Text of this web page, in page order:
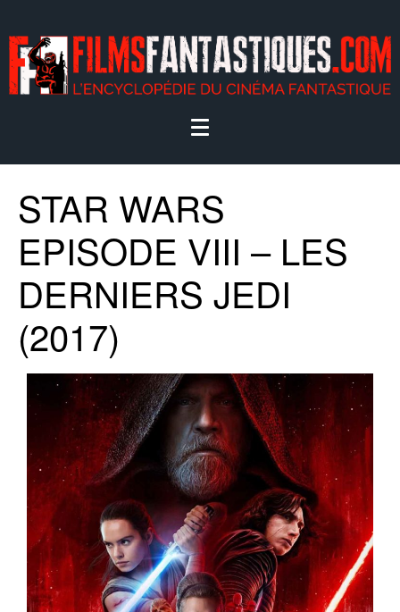
STAR WARS
EPISODE VIII – LES
DERNIERS JEDI
(2017)